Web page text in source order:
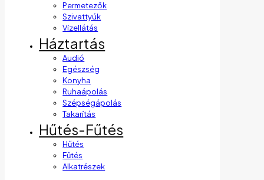
Permetezők
Szivattyúk
Vízellátás
Háztartás
Audió
Egészség
Konyha
Ruhaápolás
Szépségápolás
Takarítás
Hűtés-Fűtés
Hűtés
Fűtés
Alkatrészek